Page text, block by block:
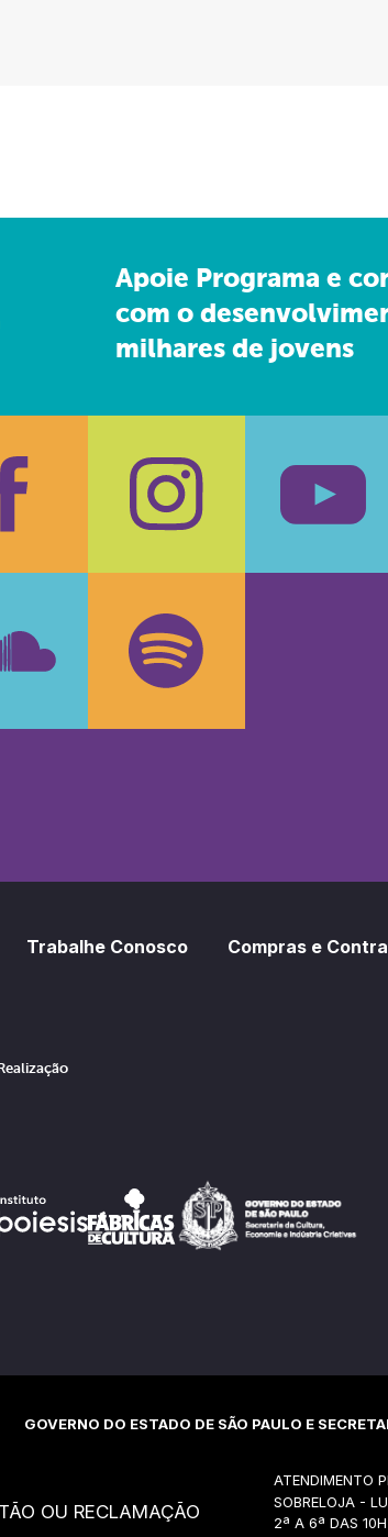
Apoie Programa e
com o
milhares de jovens
Instagram
Trabalhe Conosco Compras e
Realização
GOVERNO DO ESTADO DE SÃO PAULO E
OU RECLAMAÇÃO
ATENDIMENTO
SOBRELOJA -
2ª A 6ª DAS